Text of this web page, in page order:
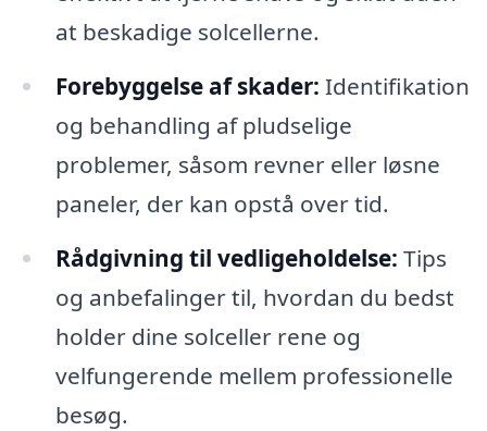
at beskadige solcellerne.
Forebyggelse af skader: Identifikation
og behandling af pludselige
problemer, såsom revner eller løsne
paneler, der kan opstå over tid.
Rådgivning til vedligeholdelse: Tips
og anbefalinger til, hvordan du bedst
holder dine solceller rene og
velfungerende mellem professionelle
besøg.